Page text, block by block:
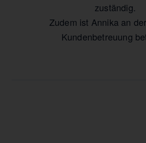
zuständig.
Zudem ist Annika an
Kundenbetreuung